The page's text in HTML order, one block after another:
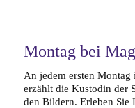
Montag bei
An jedem ersten
erzählt die Kustodin der
den Bildern. Erleben Sie